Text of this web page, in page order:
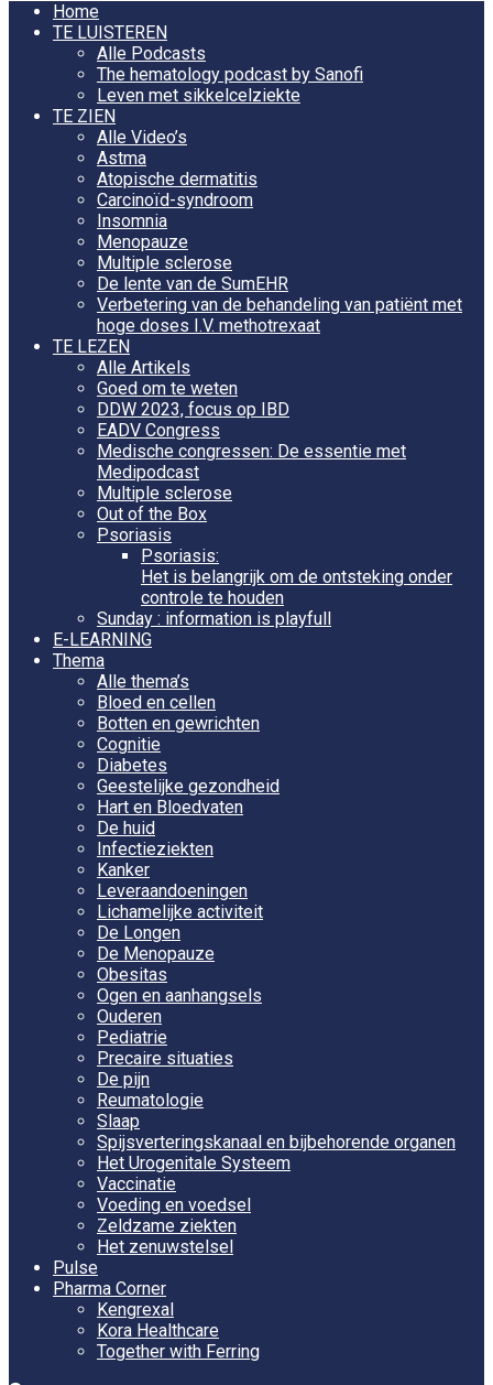
Home
TE LUISTEREN
Alle Podcasts
The hematology podcast by Sanofi
Leven met sikkelcelziekte
TE ZIEN
Alle Video’s
Astma
Atopische dermatitis
Carcinoïd-syndroom
Insomnia
Menopauze
Multiple sclerose
De lente van de SumEHR
Verbetering van de behandeling van patiënt met
hoge doses I.V. methotrexaat
TE LEZEN
Alle Artikels
Goed om te weten
DDW 2023, focus op IBD
EADV Congress
Medische congressen: De essentie met
Medipodcast
Multiple sclerose
Out of the Box
Psoriasis
Psoriasis:
Het is belangrijk om de ontsteking onder
controle te houden
Sunday : information is playfull
E-LEARNING
Thema
Alle thema’s
Bloed en cellen
Botten en gewrichten
Cognitie
Diabetes
Geestelijke gezondheid
Hart en Bloedvaten
De huid
Infectieziekten
Kanker
Leveraandoeningen
Lichamelijke activiteit
De Longen
De Menopauze
Obesitas
Ogen en aanhangsels
Ouderen
Pediatrie
Precaire situaties
De pijn
Reumatologie
Slaap
Spijsverteringskanaal en bijbehorende organen
Het Urogenitale Systeem
Vaccinatie
Voeding en voedsel
Zeldzame ziekten
Het zenuwstelsel
Pulse
Pharma Corner
Kengrexal
Kora Healthcare
Together with Ferring